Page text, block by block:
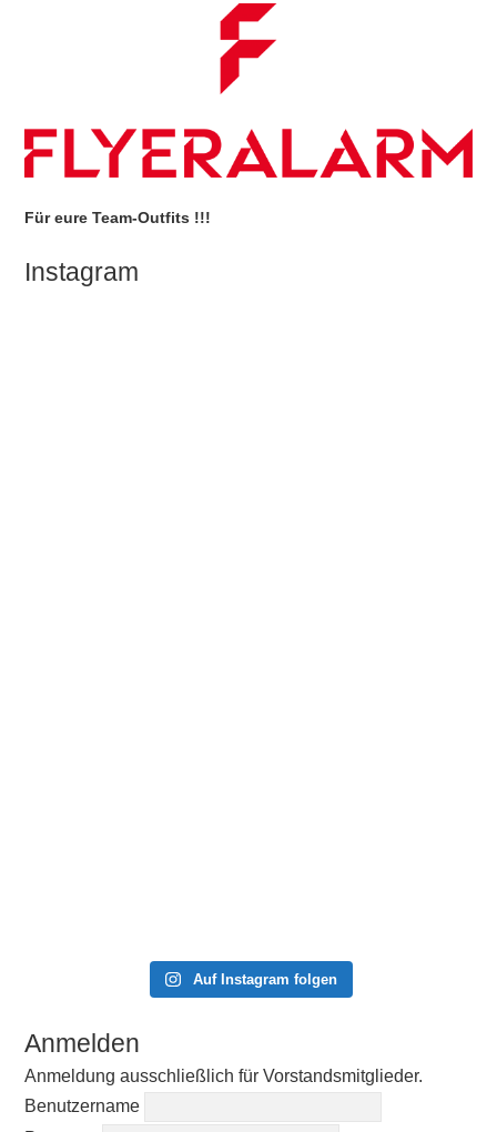
Für eure Team-Outfits !!!
Instagram
Auf Instagram folgen
Anmelden
Anmeldung ausschließlich für Vorstandsmitglieder.
Benutzername